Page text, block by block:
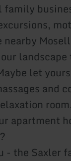
let
and
apartment
- the Saxler